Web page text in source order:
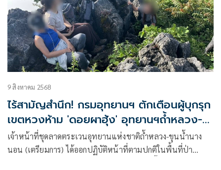
9 สิงหาคม 2568
ไร้สามัญสำนึก! กรมอุทยานฯ ตักเตือนผู้บุกรุก
เขตหวงห้าม 'ดอยผาฮุ้ง' อุทยานฯถ้ำหลวง-
นางนอน
เจ้าหน้าที่ชุดลาดตระเวนอุทยานแห่งชาติถ้ำหลวง-ขุนน้ำนาง
นอน (เตรียมการ)​ ได้ออกปฏิบัติหน้าที่ตามปกติในพื้นที่ป่า